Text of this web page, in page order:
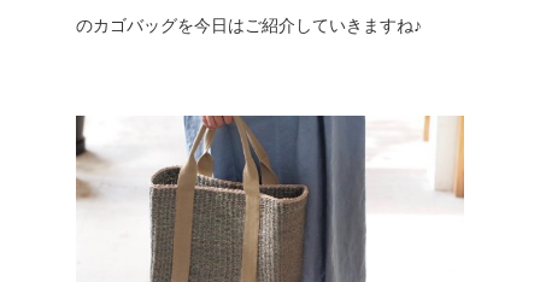
のカゴバッグを今日はご紹介していきますね♪